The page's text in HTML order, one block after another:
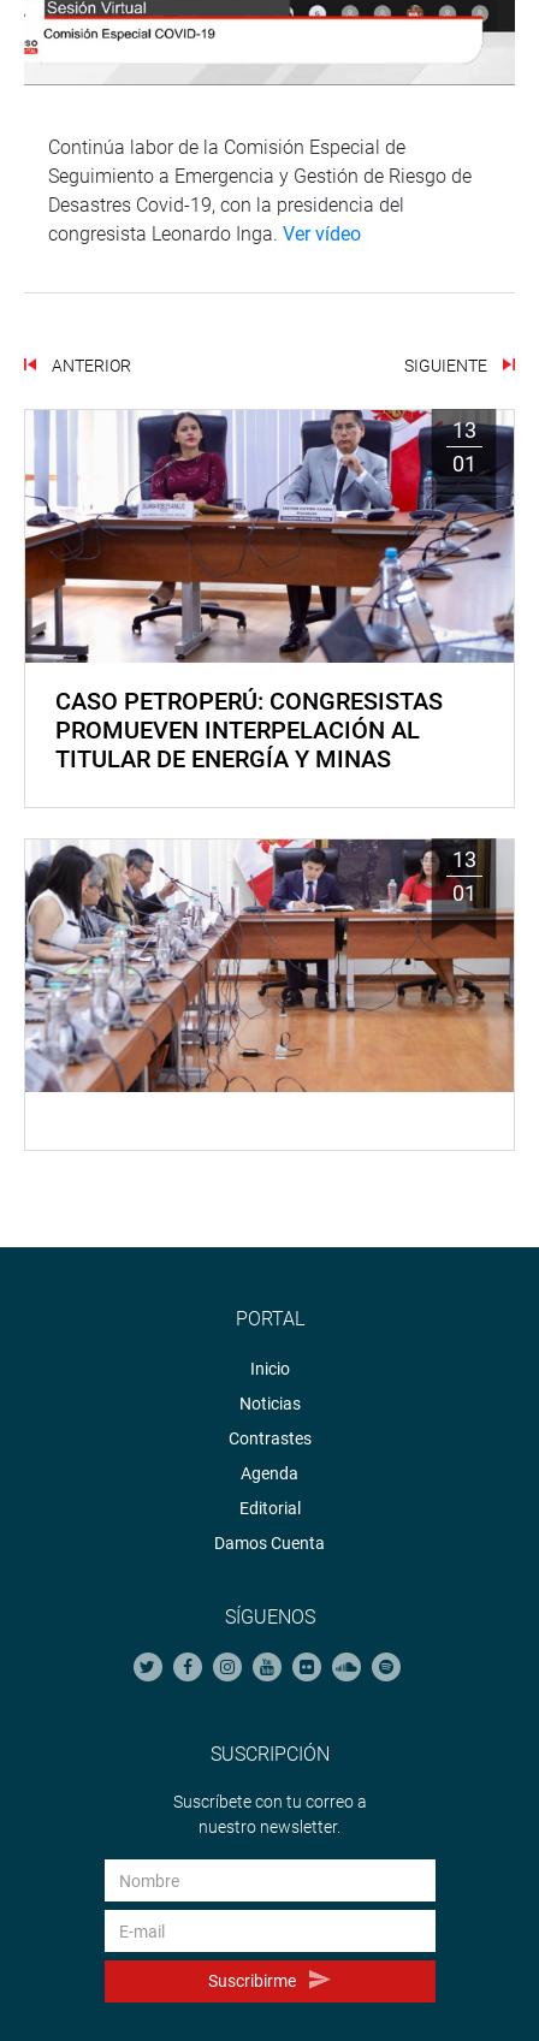
Continúa labor de la Comisión Especial de
Seguimiento a Emergencia y Gestión de Riesgo de
Desastres Covid-19, con la presidencia del
congresista Leonardo Inga. Ver vídeo
ANTERIOR SIGUIENTE
13
01
CASO PETROPERÚ: CONGRESISTAS
PROMUEVEN INTERPELACIÓN AL
TITULAR DE ENERGÍA Y MINAS
13
01
PORTAL
Inicio
Noticias
Contrastes
Agenda
Editorial
Damos Cuenta
SÍGUENOS
SUSCRIPCIÓN
Suscríbete con tu correo a
nuestro newsletter.
Suscribirme